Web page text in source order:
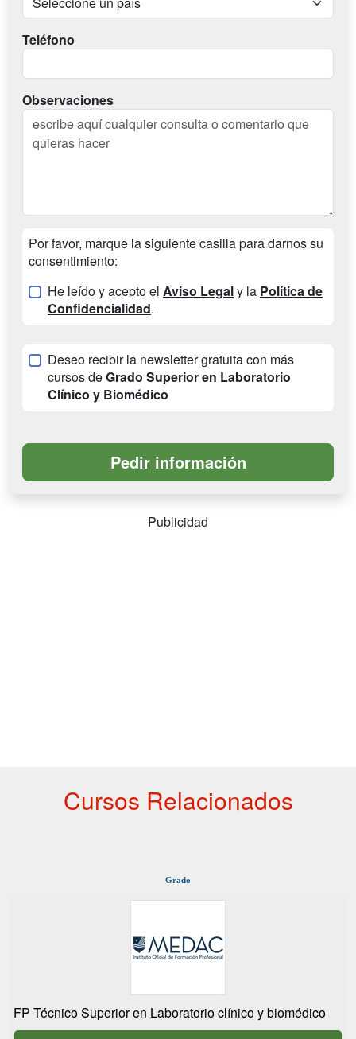
Teléfono
Observaciones
Por favor, marque la siguiente casilla para darnos su
consentimiento:
He leído y acepto el Aviso Legaly la Política de
Confidencialidad.
Deseo recibir la newsletter gratuita con más
cursos deGrado Superior en Laboratorio
Clínico y Biomédico
Publicidad
Cursos Relacionados
Grado
FP Técnico Superior en Laboratorio clínico y biomédico